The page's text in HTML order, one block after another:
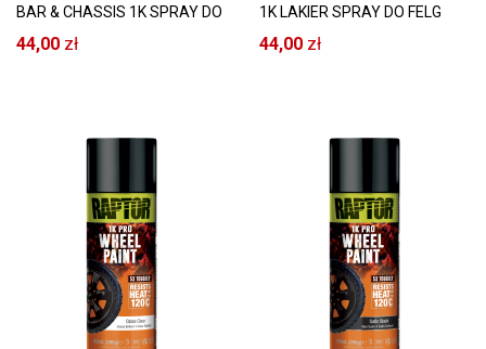
BAR & CHASSIS 1K SPRAY DO
ORUROWANIA I ZAWIESZENIA
CZARNY POŁYSK 120°C
44,00 zł
1K LAKIER SPRAY DO FELG
SREBRNY 120°C
44,00 zł